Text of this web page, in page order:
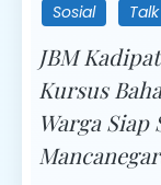
Sosial
JBM
Kursus
Warga Siap